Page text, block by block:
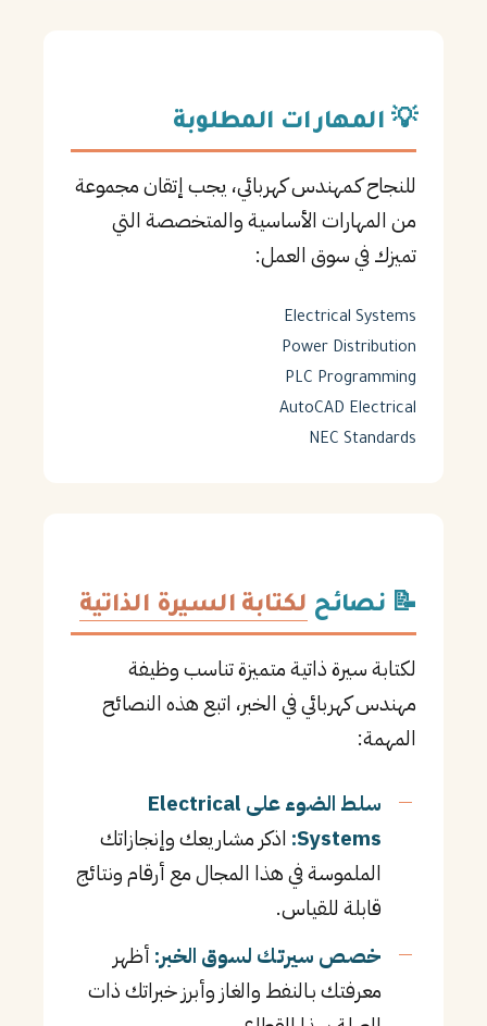
💡 المهارات المطلوبة
للنجاح كـمهندس كهربائي، يجب إتقان مجموعة
من المهارات الأساسية والمتخصصة التي
تميزك في سوق العمل:
Electrical Systems
Power Distribution
PLC Programming
AutoCAD Electrical
NEC Standards
📝 نصائح لكتابة السيرة الذاتية
لكتابة سيرة ذاتية متميزة تناسب وظيفة
مهندس كهربائي في الخبر، اتبع هذه النصائح
المهمة:
سلط الضوء على Electrical
Systems: اذكر مشاريعك وإنجازاتك
الملموسة في هذا المجال مع أرقام ونتائج
قابلة للقياس.
خصص سيرتك لسوق الخبر: أظهر
معرفتك بـالنفط والغاز وأبرز خبراتك ذات